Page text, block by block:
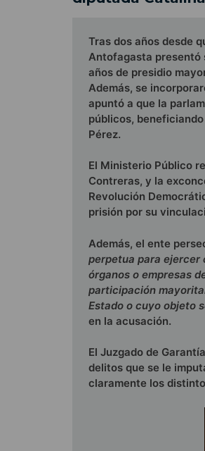
Tras dos años desde
Antofagasta presentó
años de presidio
Además, se
apuntó a que la
públicos,
Pérez.
El Ministerio Público
Contreras, y la
Revolución
prisión por su
Además, el ente
perpetua para ejercer
órganos o empresas
participación
Estado o cuyo objeto
en la acusación.
El Juzgado de
delitos que se le
claramente los